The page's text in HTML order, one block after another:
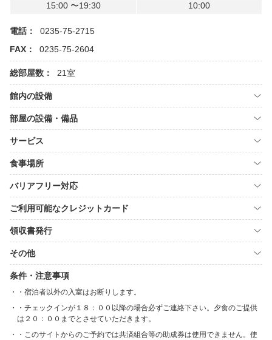
15:00 〜19:30
10:00
電話：
0235-75-2715
FAX：
0235-75-2604
総部屋数： 21室
館内の設備
部屋の設備・備品
サービス
食事場所
バリアフリー対応
ご利用可能なクレジットカード
領収書発行
その他
条件・注意事項
・宿泊者以外の入室はお断りします。
・チェックインが１８：００以降の場合必ずご連絡下さい。夕食のご提供
は２０：００までとさせていただきます。
・このサイトからのご予約では共済組合等の助成券は使用できません。使